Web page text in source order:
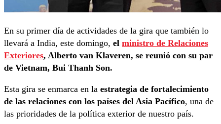
En su primer día de actividades de la gira que también lo
llevará a India, este domingo, el ministro de Relaciones
Exteriores, Alberto van Klaveren, se reunió con su par
de Vietnam, Bui Thanh Son.
Esta gira se enmarca en la estrategia de fortalecimiento
de las relaciones con los países del Asia Pacífico, una de
las prioridades de la política exterior de nuestro país.